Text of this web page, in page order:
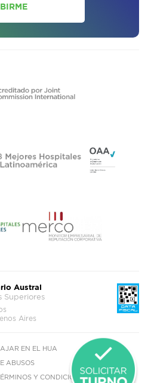
Austral
Superiores
Aires
EN EL HUA
ABUSOS
Y CONDICIONES